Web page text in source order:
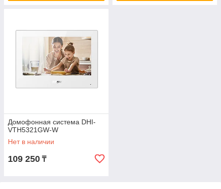
Домофонная система DHI-
VTH5321GW-W
Нет в наличии
109 250 ₸